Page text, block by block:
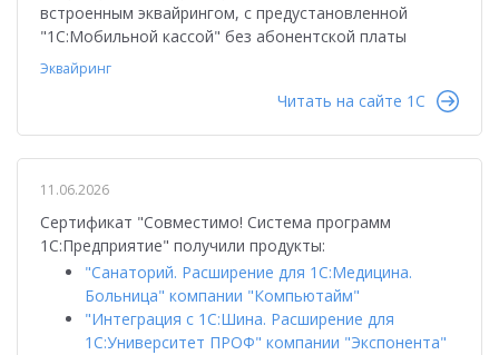
встроенным эквайрингом, с предустановленной
"1C:Мобильной кассой" без абонентской платы
Эквайринг
Читать на сайте 1C
11.06.2026
Сертификат "Совместимо! Система программ
1С:Предприятие" получили продукты:
"Санаторий. Расширение для 1С:Медицина.
Больница" компании "Компьютайм"
"Интеграция с 1С:Шина. Расширение для
1С:Университет ПРОФ" компании "Экспонента"